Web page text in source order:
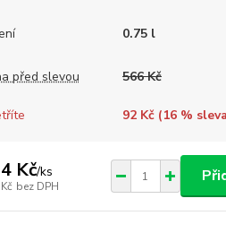
0.75 l
před slevou 566 Kč
92 Kč (16%
Kč/ks
bez DPH